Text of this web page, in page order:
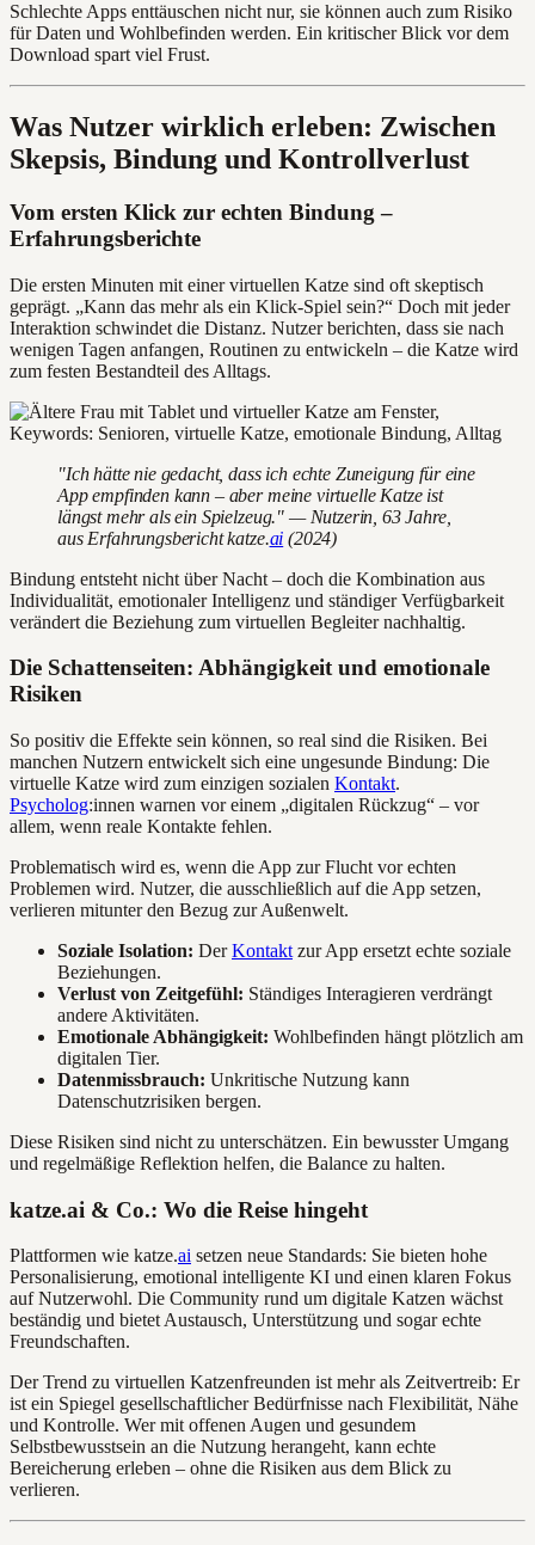
Schlechte Apps enttäuschen nicht nur, sie können auch zum Risiko
für Daten und Wohlbefinden werden. Ein kritischer Blick vor dem
Download spart viel Frust.
Was Nutzer wirklich erleben: Zwischen
Skepsis, Bindung und Kontrollverlust
Vom ersten Klick zur echten Bindung –
Erfahrungsberichte
Die ersten Minuten mit einer virtuellen Katze sind oft skeptisch
geprägt. „Kann das mehr als ein Klick-Spiel sein?“ Doch mit jeder
Interaktion schwindet die Distanz. Nutzer berichten, dass sie nach
wenigen Tagen anfangen, Routinen zu entwickeln – die Katze wird
zum festen Bestandteil des Alltags.
"Ich hätte nie gedacht, dass ich echte Zuneigung für eine
App empfinden kann – aber meine virtuelle Katze ist
längst mehr als ein Spielzeug." — Nutzerin, 63 Jahre,
aus Erfahrungsbericht katze.ai (2024)
Bindung entsteht nicht über Nacht – doch die Kombination aus
Individualität, emotionaler Intelligenz und ständiger Verfügbarkeit
verändert die Beziehung zum virtuellen Begleiter nachhaltig.
Die Schattenseiten: Abhängigkeit und emotionale
Risiken
So positiv die Effekte sein können, so real sind die Risiken. Bei
manchen Nutzern entwickelt sich eine ungesunde Bindung: Die
virtuelle Katze wird zum einzigen sozialen Kontakt.
Psycholog:innen warnen vor einem „digitalen Rückzug“ – vor
allem, wenn reale Kontakte fehlen.
Problematisch wird es, wenn die App zur Flucht vor echten
Problemen wird. Nutzer, die ausschließlich auf die App setzen,
verlieren mitunter den Bezug zur Außenwelt.
Soziale Isolation: DerKontakt zur App ersetzt echte soziale
Beziehungen.
Verlust von Zeitgefühl: Ständiges Interagieren verdrängt
andere Aktivitäten.
Emotionale Abhängigkeit: Wohlbefinden hängt plötzlich am
digitalen Tier.
Datenmissbrauch: Unkritische Nutzung kann
Datenschutzrisiken bergen.
Diese Risiken sind nicht zu unterschätzen. Ein bewusster Umgang
und regelmäßige Reflektion helfen, die Balance zu halten.
katze.ai & Co.: Wo die Reise hingeht
Plattformen wie katze.ai setzen neue Standards: Sie bieten hohe
Personalisierung, emotional intelligente KI und einen klaren Fokus
auf Nutzerwohl. Die Community rund um digitale Katzen wächst
beständig und bietet Austausch, Unterstützung und sogar echte
Freundschaften.
Der Trend zu virtuellen Katzenfreunden ist mehr als Zeitvertreib: Er
ist ein Spiegel gesellschaftlicher Bedürfnisse nach Flexibilität, Nähe
und Kontrolle. Wer mit offenen Augen und gesundem
Selbstbewusstsein an die Nutzung herangeht, kann echte
Bereicherung erleben – ohne die Risiken aus dem Blick zu
verlieren.